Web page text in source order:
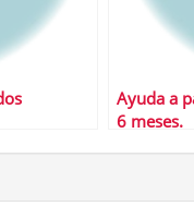
Ayuda a
6 meses.